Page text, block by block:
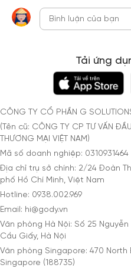
Tải ứng
CÔNG TY CỔ PHẦN G
(Tên cũ: CÔNG TY CP TƯ VẤN
THƯƠNG MẠI VIỆT NAM)
Mã số doanh nghiệp: 0310931464
Địa chỉ trụ sở chính: 2/24 Đoàn
phố Hồ Chí Minh, Việt Nam
Hotline: 0938.002.969
Email: hi@gody.vn
Văn phòng Hà Nội: Số 25
Cầu Giấy, Hà Nội
Văn phòng Singapore: 470
Singapore (188735)